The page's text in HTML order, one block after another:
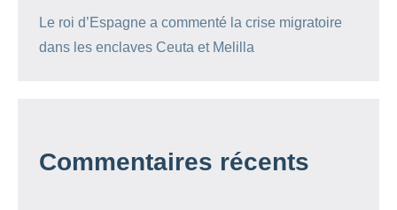
Le roi d’Espagne a commenté la crise migratoire
dans les enclaves Ceuta et Melilla
Commentaires récents